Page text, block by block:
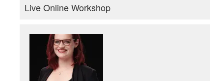
Live Online Workshop